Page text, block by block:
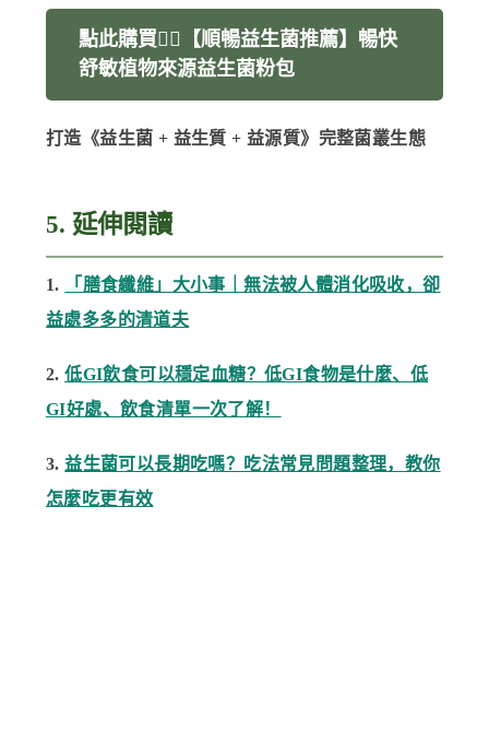
點此購買👉🏻【順暢益生菌推薦】暢快
舒敏植物來源益生菌粉包
打造《益生菌 + 益生質 + 益源質》完整菌叢生態
5. 延伸閱讀
1.
「膳食纖維」大小事｜無法被人體消化吸收，卻
益處多多的清道夫
2.低GI飲食可以穩定血糖？低GI食物是什麼、低
GI好處、飲食清單一次了解！
3.益生菌可以長期吃嗎？吃法常見問題整理，教你
怎麼吃更有效